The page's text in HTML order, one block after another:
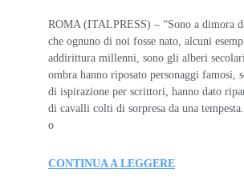
ROMA (ITALPRESS) – “Sono a dimora
che ognuno di noi fosse nato, alcuni
addirittura millenni, sono gli alberi
ombra hanno riposato personaggi famosi,
di ispirazione per scrittori, hanno dato
di cavalli colti di sorpresa da una
o
CONTINUA A LEGGERE